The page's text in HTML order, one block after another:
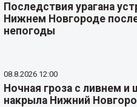
Последствия урагана
Нижнем Новгороде
непогоды
08.8.2026 12:00
Ночная гроза с ливнем и
накрыла Нижний